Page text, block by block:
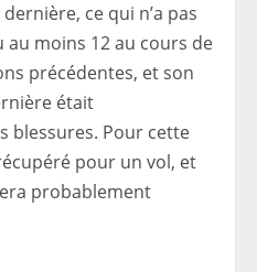
ce qui n’a pas
au moins 12 au cours de
précédentes, et son
était
blessures. Pour cette
pour un vol, et
probablement